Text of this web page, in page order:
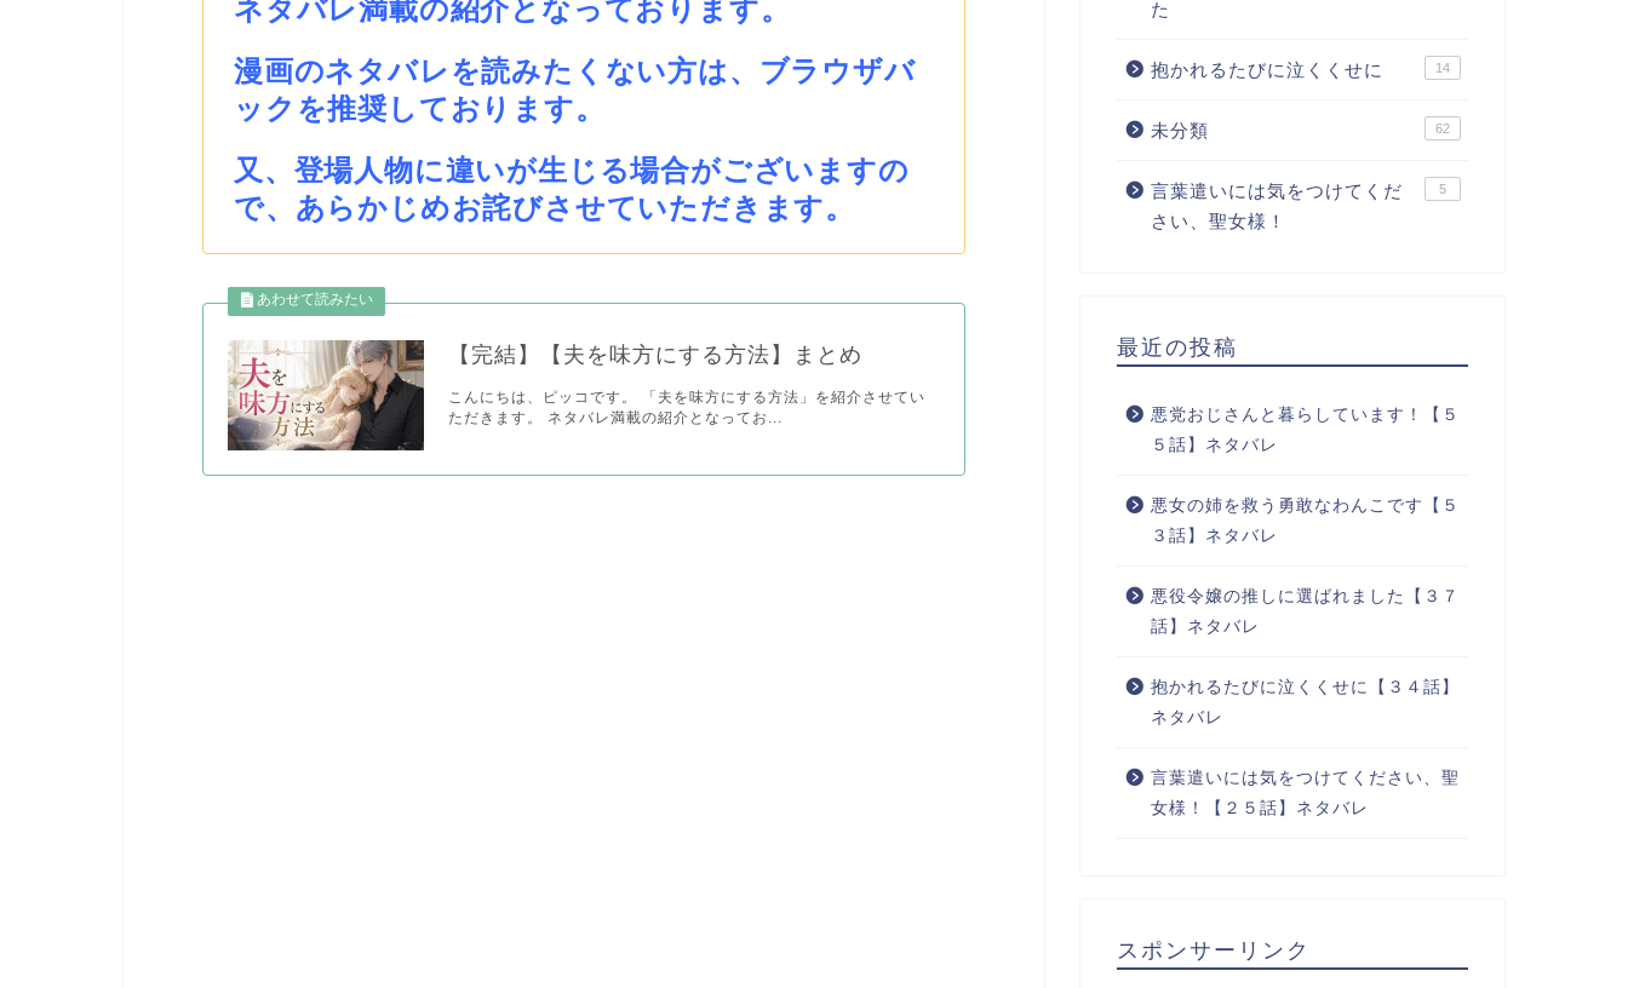
ネタバレ満載の紹介となっております。
漫画のネタバレを読みたくない方は、ブラウザバ
ックを推奨しております。
又、登場人物に違いが生じる場合がございますの
で、あらかじめお詫びさせていただきます。
【完結】【夫を味方にする方法】まとめ
こんにちは、ピッコです。 「夫を味方にする方法」を紹介させてい
ただきます。 ネタバレ満載の紹介となってお...
た
抱かれるたびに泣くくせに 14
未分類 62
言葉遣いには気をつけてくだ
さい、聖女様！
5
最近の投稿
悪党おじさんと暮らしています！【５
５話】ネタバレ
悪女の姉を救う勇敢なわんこです【５
３話】ネタバレ
悪役令嬢の推しに選ばれました【３７
話】ネタバレ
抱かれるたびに泣くくせに【３４話】
ネタバレ
言葉遣いには気をつけてください、聖
女様！【２５話】ネタバレ
スポンサーリンク